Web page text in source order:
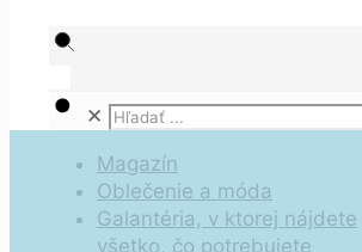
✕
Magazín
Oblečenie a móda
Galantéria, v ktorej nájdete
všetko, čo potrebujete